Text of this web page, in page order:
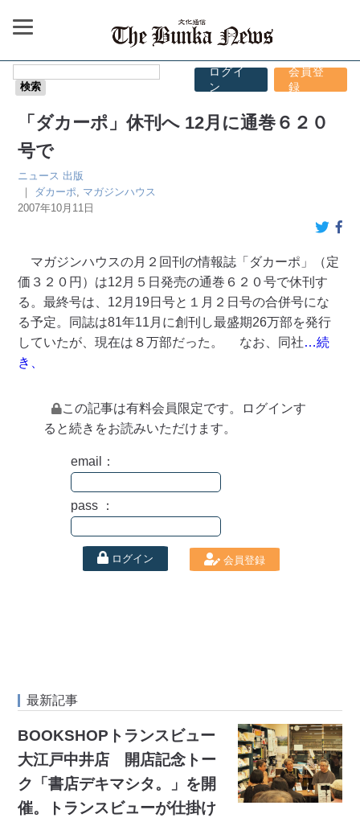
ログイ
ン
会員登
録
「ダカーポ」休刊へ 12月に通巻６２０
号で
ニュース 出版
｜ ダカーポ
マガジンハウス
2007年10月11日
マガジンハウスの月２回刊の情報誌「ダカーポ」（定
価３２０円）は12月５日発売の通巻６２０号で休刊す
る。最終号は、12月19日号と１月２日号の合併号にな
る予定。同誌は81年11月に創刊し最盛期26万部を発行
していたが、現在は８万部だった。 なお、同社…続
き、
この記事は有料会員限定です。ログインす
ると続きをお読みいただけます。
email：
pass ：
ログイン 会員登録
最新記事
BOOKSHOPトランスビュー
大江戸中井店 開店記念トー
ク「書店デキマシタ。」を開
催。トランスビューが仕掛け